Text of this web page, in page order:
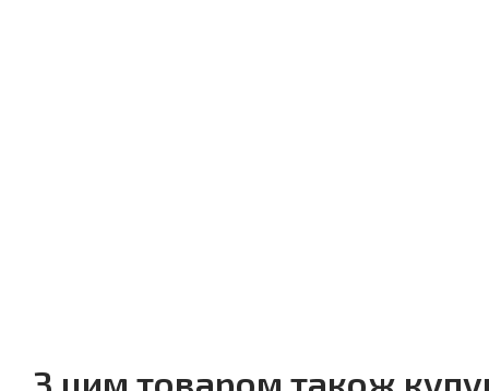
З цим товаром також